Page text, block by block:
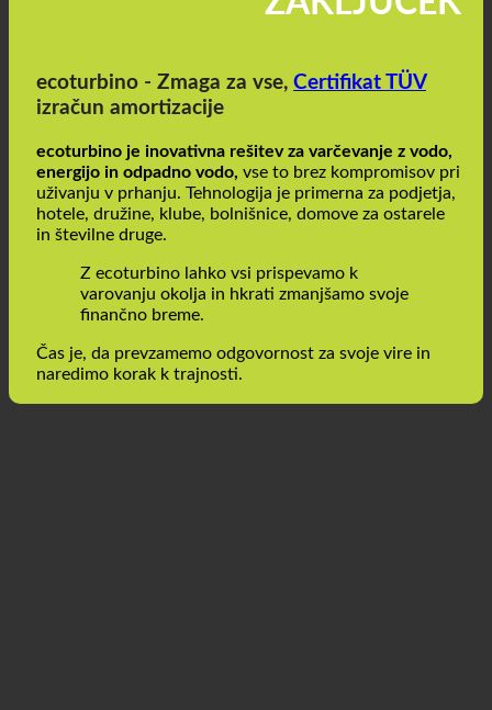
ecoturbino - Zmaga za vse,
ecoturbino je inovativna rešitev za varčevanje z vodo,
energijo in odpadno vodo,vse to brez kompromisov pri
uživanju v prhanju. Tehnologija je primerna za podjetja,
hotele, družine, klube, bolnišnice, domove za ostarele
Z ecoturbino lahko vsi prispevamo k
varovanju okolja in hkrati zmanjšamo svoje
Čas je, da prevzamemo odgovornost za svoje vire in
naredimo korak k trajnosti.